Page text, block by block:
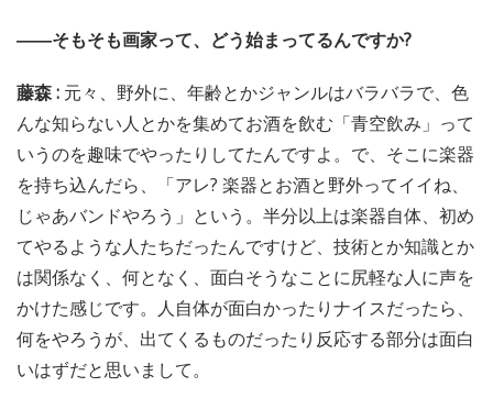
――そもそも画家って、どう始まってるんですか?
藤森 : 元々、野外に、年齢とかジャンルはバラバラで、色
んな知らない人とかを集めてお酒を飲む「青空飲み」って
いうのを趣味でやったりしてたんですよ。で、そこに楽器
を持ち込んだら、「アレ? 楽器とお酒と野外ってイイね、
じゃあバンドやろう」という。半分以上は楽器自体、初め
てやるような人たちだったんですけど、技術とか知識とか
は関係なく、何となく、面白そうなことに尻軽な人に声を
かけた感じです。人自体が面白かったりナイスだったら、
何をやろうが、出てくるものだったり反応する部分は面白
いはずだと思いまして。